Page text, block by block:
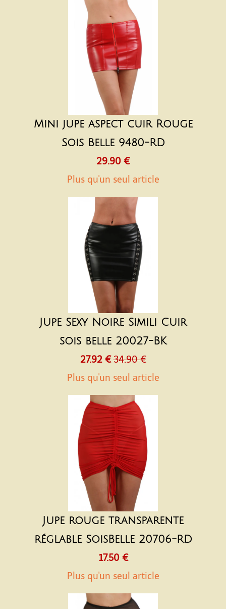
Mini jupe aspect cuir Rouge
Sois Belle 9480-RD
29.90 €
Plus qu'un seul article
Jupe Sexy Noire Simili Cuir
sois belle 20027-BK
27.92 € 34.90 €
Plus qu'un seul article
Jupe rouge transparente
réglable SoisBelle 20706-RD
17.50 €
Plus qu'un seul article